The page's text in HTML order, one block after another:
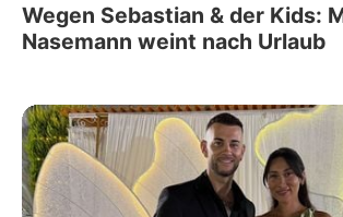
Wegen Sebastian & der Kids:
Nasemann weint nach Urlaub